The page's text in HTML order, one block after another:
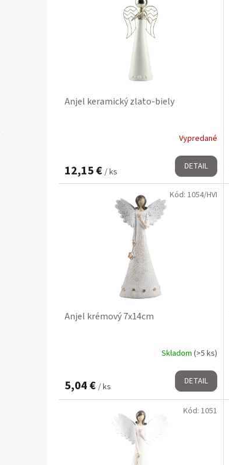
Anjel keramický zlato-biely
Vypredané
12,15 € / ks DETAIL
Anjel krémový 7x14cm
Skladom (>5 ks)
5,04 € / ks DETAIL
Kód: 1054/HVI
Kód: 1051